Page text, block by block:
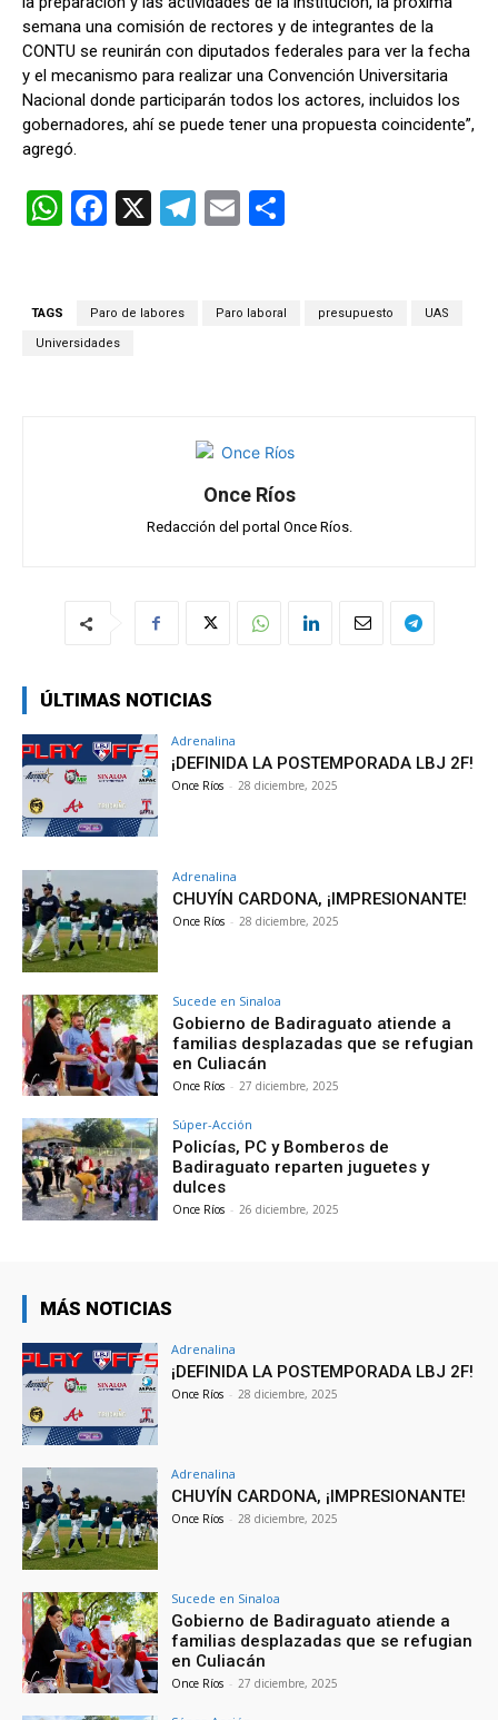
semana una comisión de rectores y de integrantes de la
CONTU se reunirán con diputados federales para ver la fecha
y el mecanismo para realizar una Convención Universitaria
Nacional donde participarán todos los actores, incluidos los
gobernadores, ahí se puede tener una propuesta coincidente”,
agregó.
W
A
F
b
o
X
T
gr
E
p
TAGS Paro de labores Paro laboral presupuesto UAS
Universidades
Once Ríos
Redacción del portal Once Ríos.
ÚLTIMAS NOTICIAS
Adrenalina
¡DEFINIDA LA POSTEMPORADA LBJ 2F!
Once Ríos - 28 diciembre, 2025
Adrenalina
CHUYÍN CARDONA, ¡IMPRESIONANTE!
Once Ríos - 28 diciembre, 2025
Sucede en Sinaloa
Gobierno de Badiraguato atiende a
familias desplazadas que se refugian
en Culiacán
Once Ríos - 27 diciembre, 2025
Súper-Acción
Policías, PC y Bomberos de
Badiraguato reparten juguetes y
dulces
Once Ríos - 26 diciembre, 2025
MÁS NOTICIAS
Adrenalina
¡DEFINIDA LA POSTEMPORADA LBJ 2F!
Once Ríos - 28 diciembre, 2025
Adrenalina
CHUYÍN CARDONA, ¡IMPRESIONANTE!
Once Ríos - 28 diciembre, 2025
Sucede en Sinaloa
Gobierno de Badiraguato atiende a
familias desplazadas que se refugian
en Culiacán
Once Ríos - 27 diciembre, 2025